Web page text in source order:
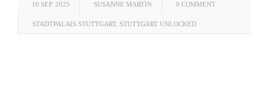
10 SEP. 2025 SUSANNE MARTIN 0 COMMENT
STADTPALAIS STUTTGART, STUTTGART UNLOCKED